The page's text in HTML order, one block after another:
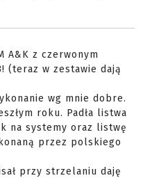
A&K z czerwonym
(teraz w zestawie dają
wg mnie dobre.
roku. Padła listwa
na systemy oraz listwę
przez polskiego
przy strzelaniu daję